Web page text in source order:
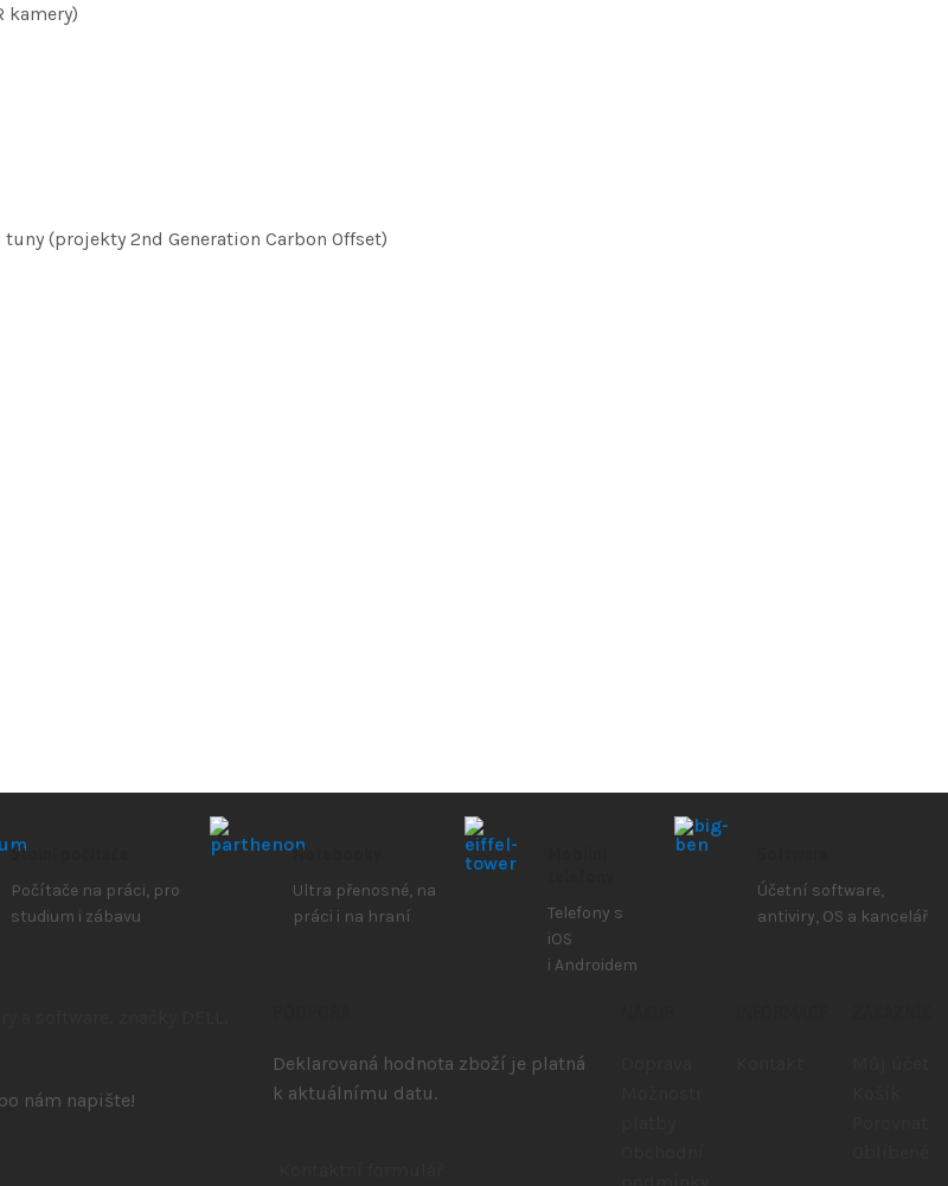
kamery)
(projekty 2nd Generation Carbon Offset)
Stolní počítače
Počítače na práci, pro
studium i zábavu
Notebooky
Ultra přenosné, na
práci i na hraní
Telefony s
iOS
i Androidem
Účetní software,
antiviry, OS a kancelář
nám napište!
Deklarovaná hodnota zboží je platná
k aktuálnímu datu.